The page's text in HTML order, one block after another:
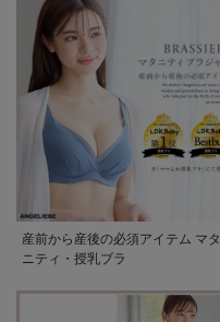
産前から産後の必須アイテム マタ
ニティ・授乳ブラ